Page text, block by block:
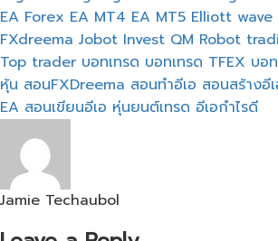
EA Forex EA MT4 EA MT5 Elliott wave
FXdreema Jobot Invest QM Robot
Top trader บอทเทรด บอทเทรด TFEX บอ
หุ้น สอนFXDreema สอนทำอีเอ สอนสร้างอี
EA สอนเขียนอีเอ หุ่นยนต์เทรด อีเอกำไรดี
Jamie Techaubol